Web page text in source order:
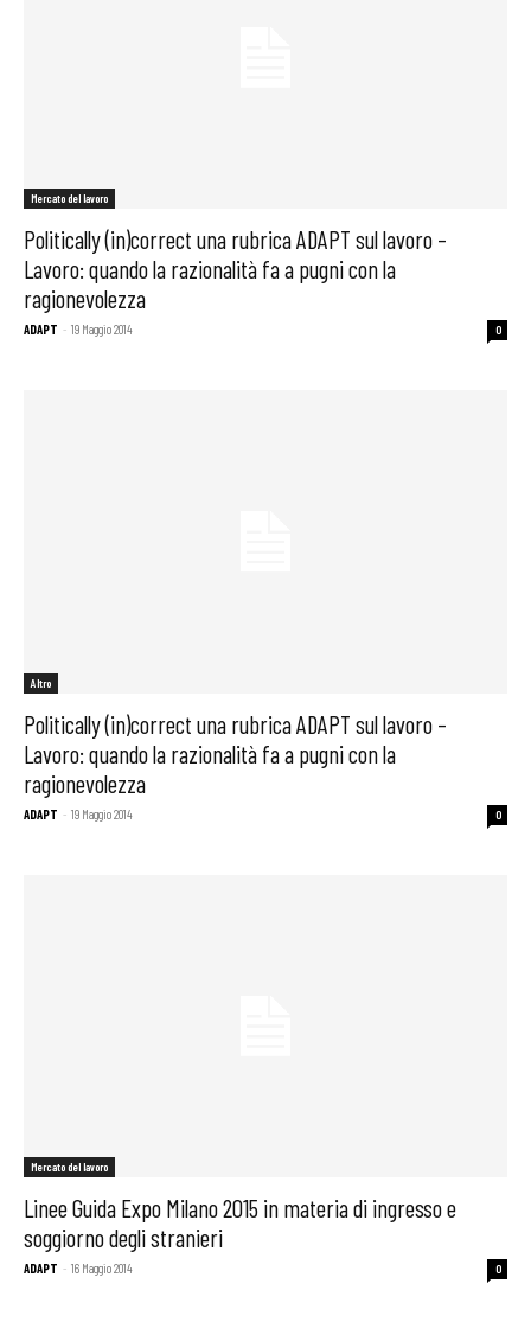
Mercato del lavoro
Politically (in)correct una rubrica ADAPT sul lavoro –
Lavoro: quando la razionalità fa a pugni con la
ragionevolezza
ADAPT - 19 Maggio 2014 0
Altro
Politically (in)correct una rubrica ADAPT sul lavoro –
Lavoro: quando la razionalità fa a pugni con la
ragionevolezza
ADAPT - 19 Maggio 2014 0
Mercato del lavoro
Linee Guida Expo Milano 2015 in materia di ingresso e
soggiorno degli stranieri
ADAPT - 16 Maggio 2014 0